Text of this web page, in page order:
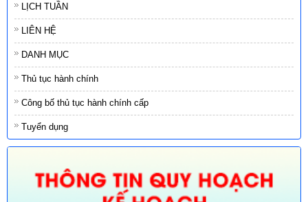
LỊCH TUẦN
LIÊN HỆ
DANH MỤC
Thủ tục hành chính
Công bố thủ tục hành chính cấp
Tuyển dụng